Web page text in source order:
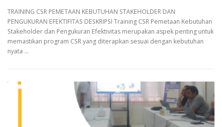
TRAINING CSR PEMETAAN KEBUTUHAN STAKEHOLDER DAN
PENGUKURAN EFEKTIFITAS DESKRIPSI Training CSR Pemetaan Kebutuhan
Stakeholder dan Pengukuran Efektivitas merupakan aspek penting untuk
memastikan program CSR yang diterapkan sesuai dengan kebutuhan
nyata …